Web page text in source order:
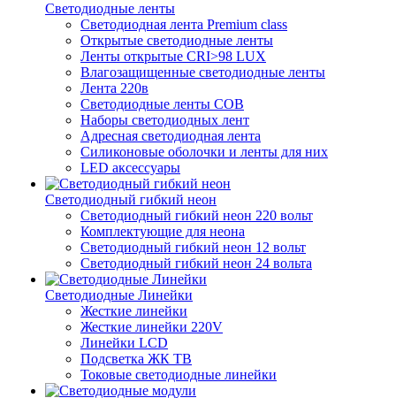
Светодиодные ленты
Светодиодная лента Premium class
Открытые светодиодные ленты
Ленты открытые CRI>98 LUX
Влагозащищенные светодиодные ленты
Лента 220в
Светодиодные ленты COB
Наборы светодиодных лент
Адресная светодиодная лента
Силиконовые оболочки и ленты для них
LED аксессуары
Светодиодный гибкий неон
Светодиодный гибкий неон 220 вольт
Комплектующие для неона
Светодиодный гибкий неон 12 вольт
Светодиодный гибкий неон 24 вольта
Светодиодные Линейки
Жесткие линейки
Жесткие линейки 220V
Линейки LCD
Подсветка ЖК ТВ
Токовые светодиодные линейки